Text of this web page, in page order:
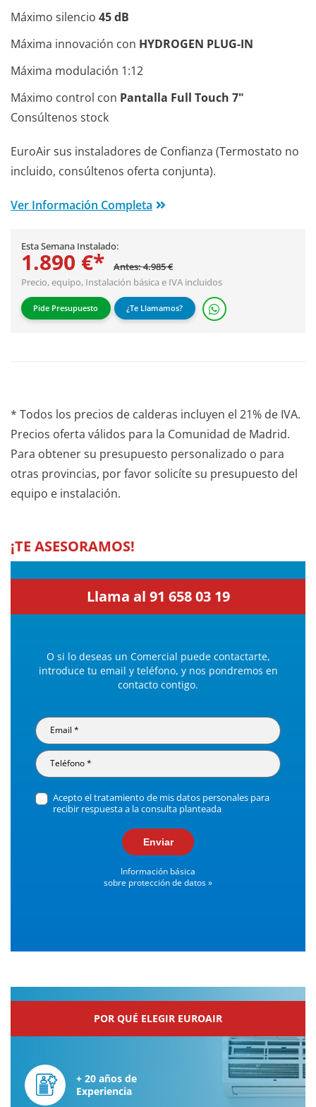
Máximo silencio 45 dB
Máxima innovación con HYDROGEN PLUG-IN
Máxima modulación 1:12
Máximo control con Pantalla Full Touch 7"
Consúltenos stock
EuroAir sus instaladores de Confianza (Termostato no
incluido, consúltenos oferta conjunta).
Ver Información Completa
Esta Semana Instalado:
1.890 €*
Antes: 4.985 €
Precio, equipo, Instalación básicae IVA incluidos
Pide Presupuesto ¿Te Llamamos?
* Todos los precios de calderas incluyen el 21% de IVA.
Precios oferta válidos para la Comunidad de Madrid.
Para obtener su presupuesto personalizado o para
otras provincias, por favor solicíte su presupuesto del
equipo e instalación.
¡TE ASESORAMOS!
Llama al 91 658 03 19
O si lo deseas un Comercial puede contactarte,
introduce tu email y teléfono, y nos pondremos en
contacto contigo.
Acepto el tratamiento de mis datos personales para
recibir respuesta a la consulta planteada
Enviar
Información básica
sobre protección de datos »
POR QUÉ ELEGIR EUROAIR
+ 20 años de
Experiencia